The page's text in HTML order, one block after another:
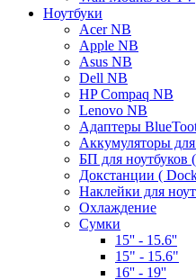
Ноутбуки
Acer NB
Apple NB
Asus NB
Dell NB
HP Compaq NB
Lenovo NB
Адаптеры
Аккумуляторы для
БП для ноутбуков
Докстанции (
Наклейки для
Охлаждение
Сумки
15'' - 15.6''
15" - 15.6"
16'' - 19''